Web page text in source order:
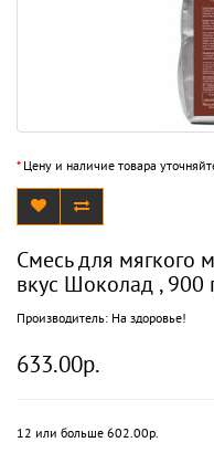
*Цену и наличие товара
Смесь для мягкого
вкус Шоколад , 900
Производитель: На здоровье!
633.00р.
12 или больше 602.00р.